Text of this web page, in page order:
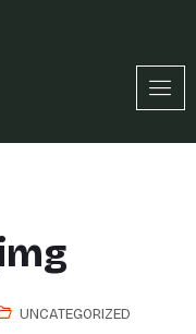
UNCATEGORIZED